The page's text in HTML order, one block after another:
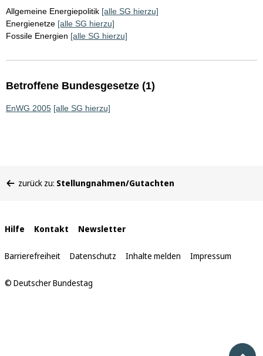
Allgemeine Energiepolitik [alle SG hierzu]
Energienetze [alle SG hierzu]
Fossile Energien [alle SG hierzu]
Betroffene Bundesgesetze (1)
EnWG 2005 [alle SG hierzu]
befinden
zurück zu: Stellungnahmen/Gutachten
Interne
Links
Hilfe Kontakt Newsletter
Barrierefreiheit Datenschutz Inhalte melden Impressum
© Deutscher Bundestag